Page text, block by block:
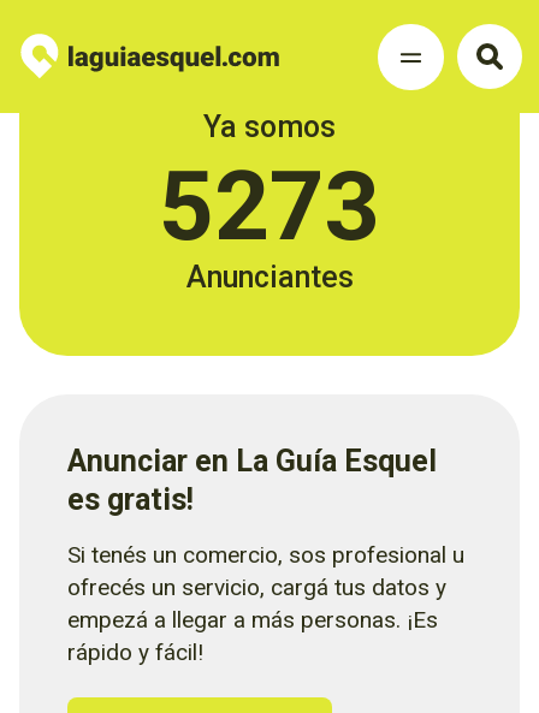
Ya somos
5273
Anunciantes
Anunciar en La Guía Esquel
es gratis!
Si tenés un comercio, sos profesional u
ofrecés un servicio, cargá tus datos y
empezá a llegar a más personas. ¡Es
rápido y fácil!